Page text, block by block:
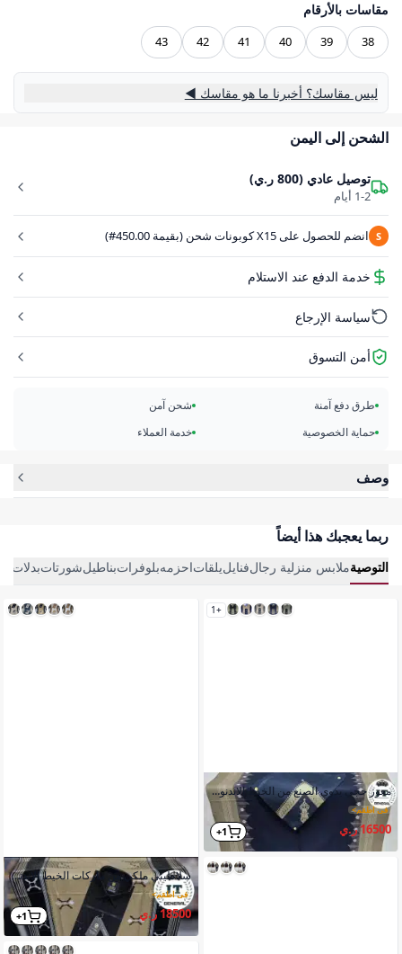
مقاسات بالأرقام
38
39
40
41
42
43
ليس مقاسك؟ أخبرنا ما هو مقاسك ◀
الشحن إلى اليمن
توصيل عادي (800 ر.ي)
1-2 أيام
S انضم للحصول على X15 كوبونات شحن (بقيمة 450.00#)
خدمة الدفع عند الاستلام
سياسة الإرجاع
أمن التسوق
طرق دفع آمنة
شحن آمن
حماية الخصوصية
خدمة العملاء
وصف
ربما يعجبك هذا أيضاً
التوصيةملابس منزلية رجالفنايليلقاتاحزمهبلوفراتبناطيلشورتاتبدلات
+1
معوز حجي يدوي الصنع من الخيط الاندنوسي تاج الفخامة اليمنية
في اطقم>
16500 ر.ي 1+
سلاطيني ملكي من ماركات الخيط الاندنوسي يدوي الصنع من معاملنا اليدوية والحرفية
في اطقم>
18500 ر.ي 1+